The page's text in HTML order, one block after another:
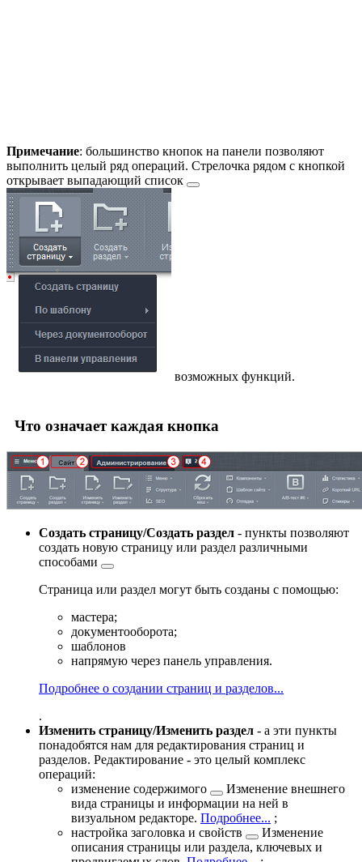
Примечание: большинство кнопок на панели позволяют
выполнить целый ряд операций. Стрелочка рядом с кнопкой
открывает выпадающий список
возможных функций.
Что означает каждая кнопка
Создать страницу/Создать раздел - пункты позволяют
создать новую страницу или раздел различными
способами
Страница или раздел могут быть созданы с помощью:
мастера;
документооборота;
шаблонов
напрямую через панель управления.
Подробнее о создании страниц и разделов...
.
Изменить страницу/Изменить раздел - а эти пункты
понадобятся нам для редактирования страниц и
разделов. Редактирование - это целый комплекс
операций:
изменение содержимого
Изменение внешнего
вида страницы и информации на ней в
визуальном редакторе. Подробнее... ;
настройка заголовка и свойств
Изменение
описания страницы или раздела, ключевых и